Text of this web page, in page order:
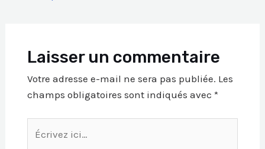
Laisser un commentaire
Votre adresse e-mail ne sera pas publiée. Les
champs obligatoires sont indiqués avec *
ici…